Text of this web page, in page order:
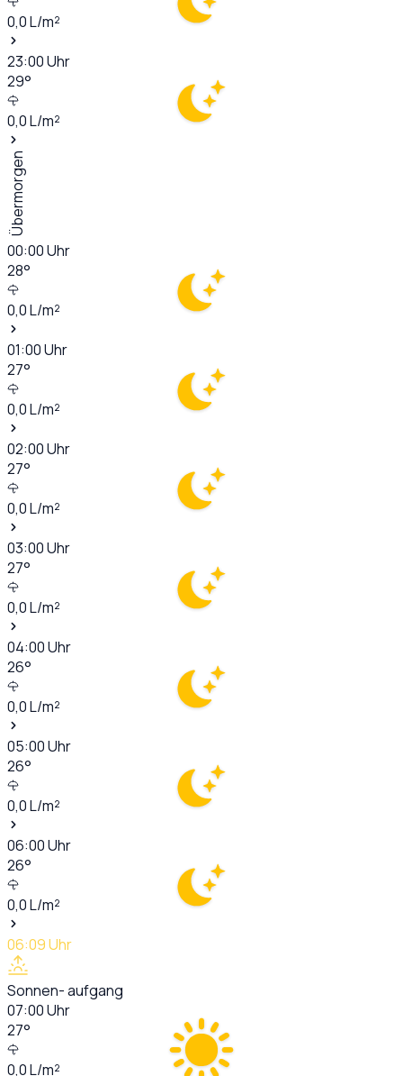
0,0L/m²
23:00Uhr
29°
0,0L/m²
Übermorgen
00:00Uhr
28°
0,0L/m²
01:00Uhr
27°
0,0L/m²
02:00Uhr
27°
0,0L/m²
03:00Uhr
27°
0,0L/m²
04:00Uhr
26°
0,0L/m²
05:00Uhr
26°
0,0L/m²
06:00Uhr
26°
0,0L/m²
06:09Uhr
Sonnen- aufgang
07:00Uhr
27°
0,0L/m²